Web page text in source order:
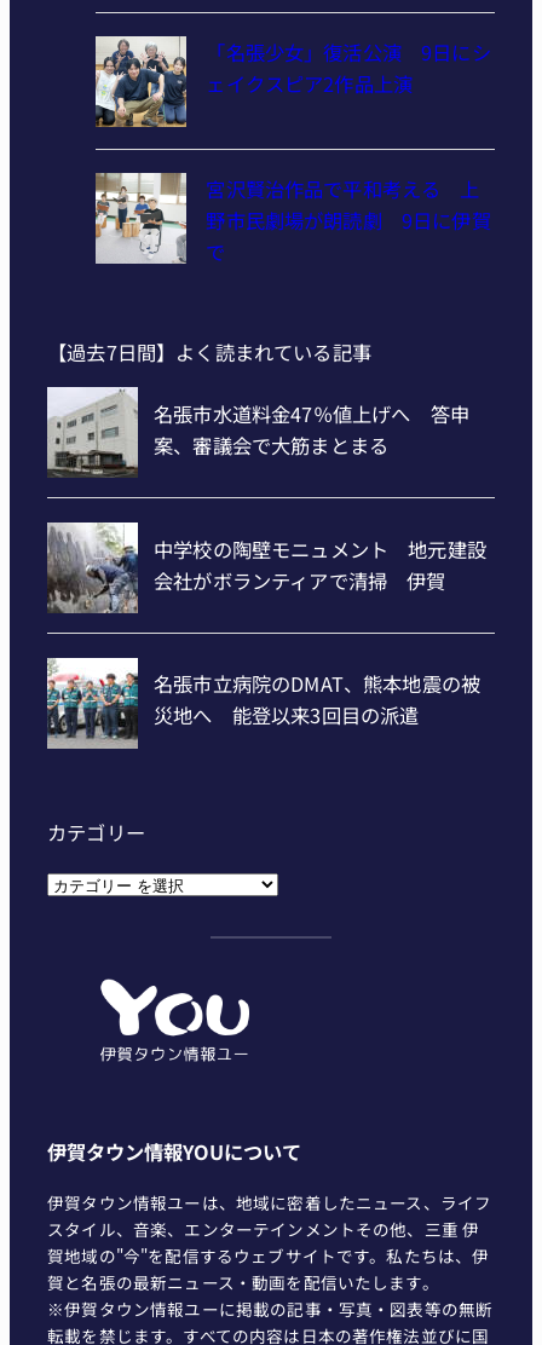
「名張少女」復活公演 9日にシ
ェイクスピア2作品上演
宮沢賢治作品で平和考える 上
野市民劇場が朗読劇 9日に伊賀
で
【過去7日間】よく読まれている記事
カテゴリー
カ
伊賀タウン情報YOUについて
伊賀タウン情報ユーは、地域に密着したニュース、ライフ
スタイル、音楽、エンターテインメントその他、三重 伊
賀地域の"今"を配信するウェブサイトです。私たちは、伊
賀と名張の最新ニュース・動画を配信いたします。
※伊賀タウン情報ユーに掲載の記事・写真・図表等の無断
転載を禁じます。すべての内容は日本の著作権法並びに国